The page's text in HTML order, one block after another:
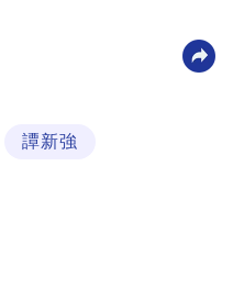
譚新強